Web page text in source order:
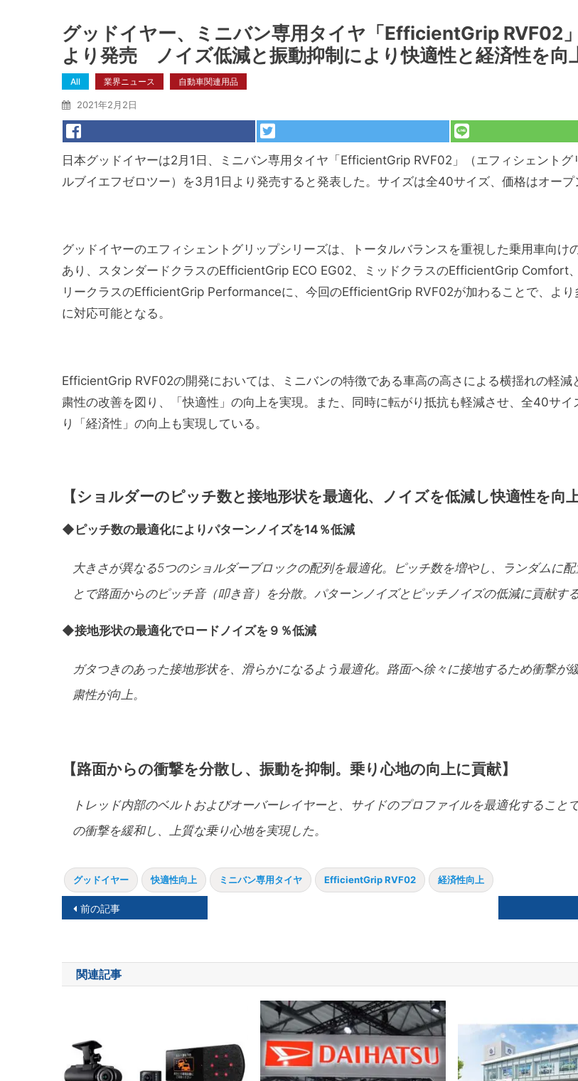
グッドイヤー、ミニバン専用タイヤ「EfficientGrip RVF02
より発売 ノイズ低減と振動抑制により快適性と経済性を向
All 業界ニュース 自動車関連用品
2021年2月2日
日本グッドイヤーは2月1日、ミニバン専用タイヤ「EfficientGrip RVF02」（エフィシェントグ
ルブイエフゼロツー）を3月1日より発売すると発表した。サイズは全40サイズ、価格はオープ
グッドイヤーのエフィシェントグリップシリーズは、トータルバランスを重視した乗用車向け
あり、スタンダードクラスのEfficientGrip ECO EG02、ミッドクラスのEfficientGrip Comfort
リークラスのEfficientGrip Performanceに、今回のEfficientGrip RVF02が加わることで、より
に対応可能となる。
EfficientGrip RVF02の開発においては、ミニバンの特徴である車高の高さによる横揺れの軽減
粛性の改善を図り、「快適性」の向上を実現。また、同時に転がり抵抗も軽減させ、全40サイ
り「経済性」の向上も実現している。
【ショルダーのピッチ数と接地形状を最適化、ノイズを低減し快適性を向上
◆ピッチ数の最適化によりパターンノイズを14％低減
大きさが異なる5つのショルダーブロックの配列を最適化。ピッチ数を増やし、ランダムに配
とで路面からのピッチ音（叩き音）を分散。パターンノイズとピッチノイズの低減に貢献する
◆接地形状の最適化でロードノイズを９％低減
ガタつきのあった接地形状を、滑らかになるよう最適化。路面へ徐々に接地するため衝撃が
粛性が向上。
【路面からの衝撃を分散し、振動を抑制。乗り心地の向上に貢献】
トレッド内部のベルトおよびオーバーレイヤーと、サイドのプロファイルを最適化すること
の衝撃を緩和し、上質な乗り心地を実現した。
グッドイヤー 快適性向上 ミニバン専用タイヤ EfficientGrip RVF02 経済性向上
投
ナ
ビ
ー
シ
前の記事
関連記事